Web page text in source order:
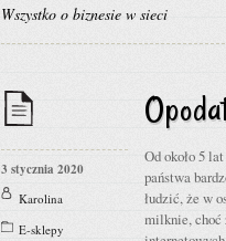
Wszystko o biznesie w sieci
3 stycznia 2020
Karolina
E-sklepy
Od około 5
państwa
łudzić, że w
milknie, choć